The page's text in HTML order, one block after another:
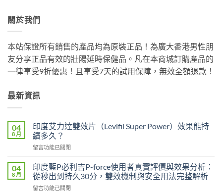
關於我們
本站保證所有銷售的產品均為原裝正品！為廣大香港男性朋
友分享正品有效的壯陽延時保健品。凡在本商城訂購產品的
一律享受9折優惠！且享受7天的試用保障，無效全額退款！
最新資訊
04
8 月
印度艾力達雙效片（Levifil Super Power）效果能持
續多久？
在
度
艾
力
達
留言功能已關閉
04
8 月
印度藍P必利吉P-force使用者真實評價與效果分析：
從秒出到持久30分，雙效機制與安全用法完整解析
在
留言功能已關閉